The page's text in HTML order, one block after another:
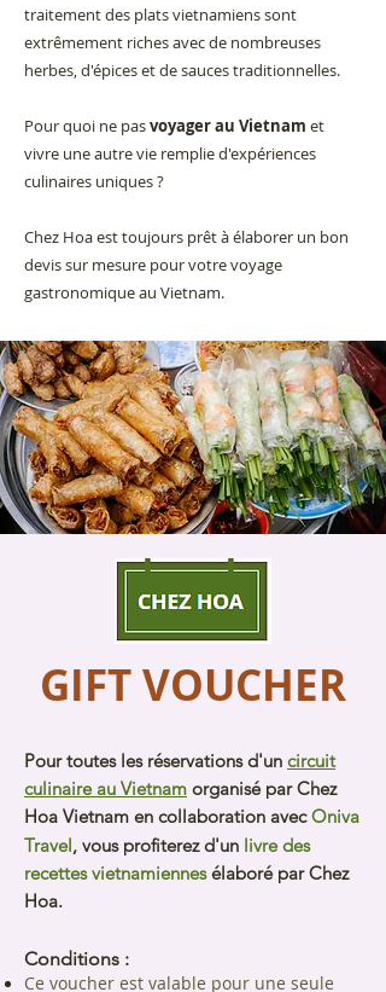
traitement des plats vietnamiens sont
extrêmement riches avec de nombreuses
herbes, d'épices et de sauces traditionnelles.
Pour quoi ne pasvoyager au Vietnam et
vivre une autre vie remplie d'expériences
culinaires uniques ?
Chez Hoa est toujours prêt à élaborer un bon
devis sur mesure pour votre voyage
gastronomique au Vietnam.
GIFT VOUCHER
Pour toutes les réservations d'un circuit
culinaire au Vietnam organisé par Chez
Hoa Vietnam en collaboration avecOniva
Travel, vous profiterez d'un livre des
recettes vietnamiennesélaboré par Chez
Hoa.
Conditions :
Ce voucher est valable pour une seule